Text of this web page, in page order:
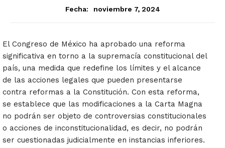
Fecha:
noviembre 7, 2024
El Congreso de México ha aprobado una reforma
significativa en torno a la supremacía constitucional del
país, una medida que redefine los límites y el alcance
de las acciones legales que pueden presentarse
contra reformas a la Constitución. Con esta reforma,
se establece que las modificaciones a la Carta Magna
no podrán ser objeto de controversias constitucionales
o acciones de inconstitucionalidad, es decir, no podrán
ser cuestionadas judicialmente en instancias inferiores.